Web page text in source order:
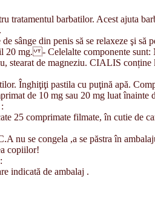
tratamentul barbatilor. Acest ajuta
sânge din penis să se relaxeze şi
20 mg. - Celelalte componente
stearat de magneziu. CIALIS conține
Înghiţiţi pastila cu puţină apă.
de 10 mg sau 20 mg luat înainte
25 comprimate filmate, în cutie de
nu se congela ,a se păstra în
copiilor!
indicată de ambalaj .